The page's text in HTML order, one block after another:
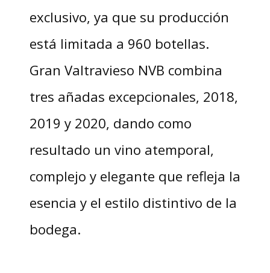
exclusivo, ya que su producción
está limitada a 960 botellas.
Gran Valtravieso NVB combina
tres añadas excepcionales, 2018,
2019 y 2020, dando como
resultado un vino atemporal,
complejo y elegante que refleja la
esencia y el estilo distintivo de la
bodega.